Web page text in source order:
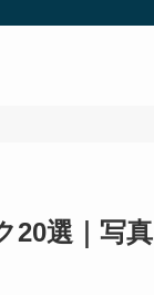
20選｜写真